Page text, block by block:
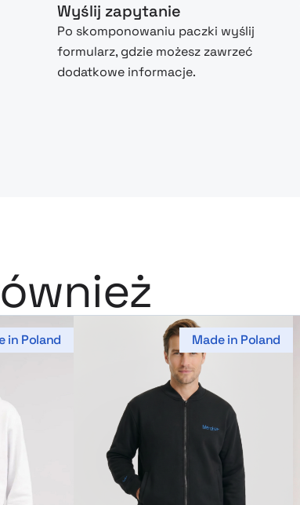
Wyślij zapytanie
Po skomponowaniu paczki wyślij
formularz, gdzie możesz zawrzeć
dodatkowe informacje.
in Poland Made in Poland